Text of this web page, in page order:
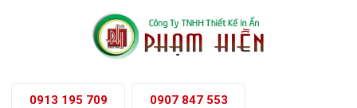
0913 195 709 0907 847 553